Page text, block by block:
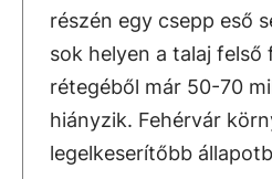
részén egy csepp eső
sok helyen a talaj felső
rétegéből már 50-70
hiányzik. Fehérvár
legelkeserítőbb